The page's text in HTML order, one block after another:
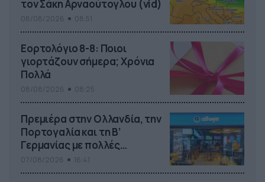
τον Σάκη Αρναούτογλου (vid)
Εορτολόγιο 8-8: Ποιοι
γιορτάζουν σήμερα; Χρόνια
Πολλά
Πρεμιέρα στην Ολλανδία, την
Πορτογαλία και τη Β’
Γερμανίας με πολλές
στοιχηματικές επιλογές από
το ΠΑΜΕ ΣΤΟΙΧΗΜΑ